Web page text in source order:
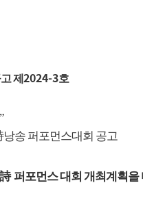
제 2024-3호
낭송 퍼포먼스대회 공고
詩 퍼포먼스 대회 개최계획